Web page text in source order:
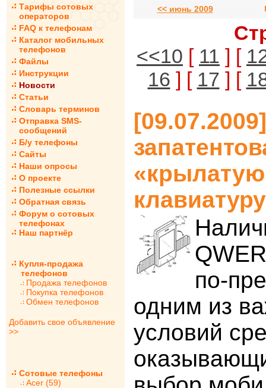
Тарифы сотовых
операторов
FAQ к телефонам
Каталог мобильных
телефонов
Файлы
Инструкции
Новости
Статьи
Словарь терминов
Отправка SMS-
сообщений
Б/у телефоны
Сайты
Наши опросы
О проекте
Полезные ссылки
Обратная связь
Форум о сотовых
телефонах
Наш партнёр
Купля-продажа
телефонов
Продажа телефонов
Покупка телефонов
Обмен телефонов
Добавить свое объявление
>>
Сотовые телефоны
Acer (59)
<< июнь 2009
<<10 [ 11 ] [
16 ] [ 17 ] [
клавиатуру
по-
одним из
условий